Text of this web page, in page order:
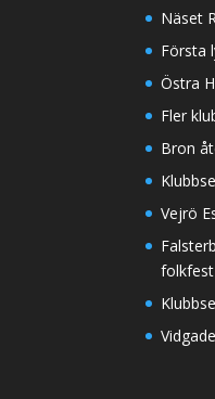
Näset
Första
Östra
Fler
Bron
Vejrö